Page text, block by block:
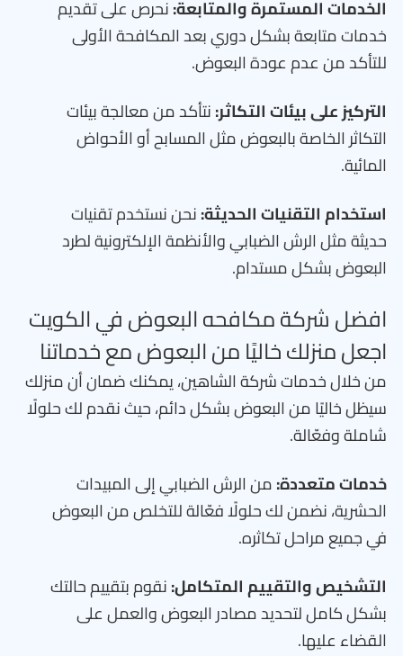
الخدمات المستمرة والمتابعة:نحرص على تقديم
خدمات متابعة بشكل دوري بعد المكافحة الأولى
للتأكد من عدم عودة البعوض.
التركيز على بيئات التكاثر:نتأكد من معالجة بيئات
التكاثر الخاصة بالبعوض مثل المسابح أو الأحواض
المائية.
استخدام التقنيات الحديثة:نحن نستخدم تقنيات
حديثة مثل الرش الضبابي والأنظمة الإلكترونية لطرد
البعوض بشكل مستدام.
افضل شركة مكافحه البعوض في الكويت
اجعل منزلك خاليًا من البعوض مع خدماتنا
من خلال خدمات شركة الشاهين، يمكنك ضمان أن منزلك
سيظل خاليًا من البعوض بشكل دائم، حيث نقدم لك حلولًا
شاملة وفعّالة.
خدمات متعددة:من الرش الضبابي إلى المبيدات
الحشرية، نضمن لك حلولًا فعّالة للتخلص من البعوض
في جميع مراحل تكاثره.
التشخيص والتقييم المتكامل:نقوم بتقييم حالتك
بشكل كامل لتحديد مصادر البعوض والعمل على
القضاء عليها.